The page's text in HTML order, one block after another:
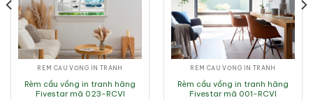
RÈM CẦU VỒNG IN TRANH
Rèm cầu vồng in tranh hãng
Fivestar mã 023-RCVI
RÈM CẦU VỒNG IN TRANH
Rèm cầu vồng in tranh hãng
Fivestar mã 001-RCVI